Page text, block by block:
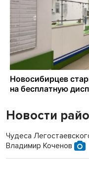
Новости
Чудеса
Владимир Коченов